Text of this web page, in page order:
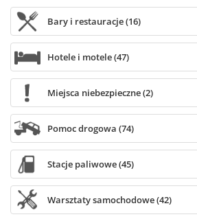
Bary i restauracje (16)
Hotele i motele (47)
Miejsca niebezpieczne (2)
Pomoc drogowa (74)
Stacje paliwowe (45)
Warsztaty samochodowe (42)